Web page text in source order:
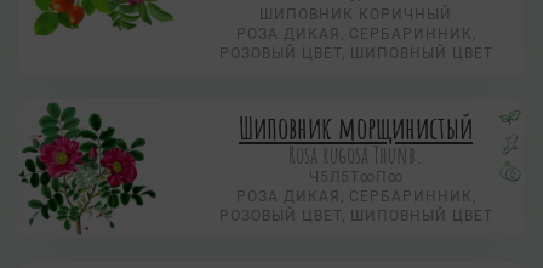
ШИПОВНИК КОРИЧНЫЙ
РОЗА ДИКАЯ, СЕРБАРИННИК,
РОЗОВЫЙ ЦВЕТ, ШИПОВНЫЙ ЦВЕТ
Шиповник морщинистый
Rosa rugosa Thunb.
Ч5Л5Т∞П∞
РОЗА ДИКАЯ, СЕРБАРИННИК,
РОЗОВЫЙ ЦВЕТ, ШИПОВНЫЙ ЦВЕТ